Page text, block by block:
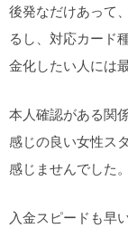
後発なだけあって
るし、対応カード
金化したい人には
本人確認がある関
感じの良い女性ス
感じませんでした。
入金スピードも早